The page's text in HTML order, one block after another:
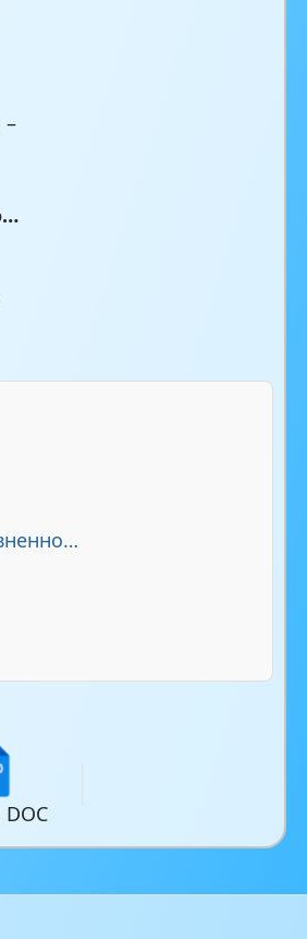
–